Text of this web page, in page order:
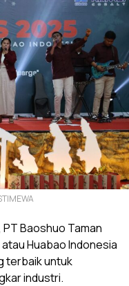
PT Baoshuo Taman
Huabao Indonesia
terbaik untuk
industri.